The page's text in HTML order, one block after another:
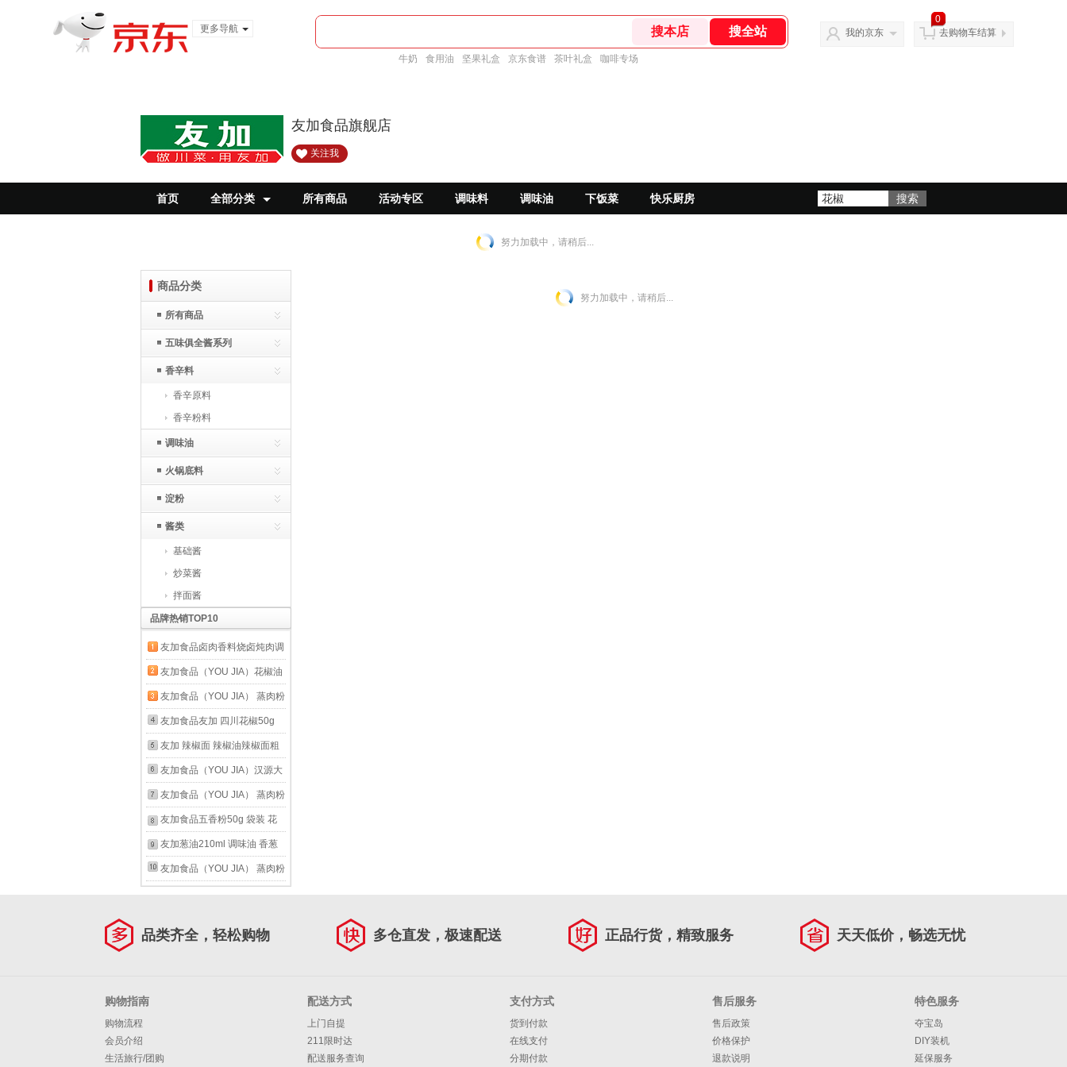
更多导航
牛奶 食用油 坚果礼盒 京东食谱 茶叶礼盒 咖啡专场
我的京东
0
去购物车结算
友加食品旗舰店
关注我
首页 全部分类 所有商品 活动专区 调味料 调味油 下饭菜 快乐厨房
努力加载中，请稍后...
商品分类
所有商品
五味俱全酱系列
香辛料
香辛原料
香辛粉料
调味油
火锅底料
淀粉
酱类
基础酱
炒菜酱
拌面酱
品牌热销TOP10
友加食品卤肉香料烧卤炖肉调
味料包 牛肉猪蹄鸡爪五香茶
叶蛋黑鸭卤料包 烧卤香料
60g*3（9包20g）
友加食品（YOU JIA）花椒油
210ml+藤椒油210ml 麻椒油
米线麻辣烫调味烹饪 火锅蘸
碟
友加食品（YOU JIA） 蒸肉粉
米粉蒸肉 四川特产粉蒸排骨
牛肉羊肉肥肠调味料一料多用
五香蒸肉粉200g*1
友加食品友加 四川花椒50g
花椒粒 花椒麻椒 火锅底料配
料 四川花椒50g*2
友加 辣椒面 辣椒油辣椒面粗
调料 烧烤干碟火锅蘸料调料
特辣100g 辣椒面
友加食品（YOU JIA）汉源大
红袍花椒50g 四川红花椒 麻
椒火锅底料配料炒菜炖肉香辛
料
友加食品（YOU JIA） 蒸肉粉
米粉蒸肉 四川特产粉蒸排骨
牛肉羊肉肥肠调味料一料多用
麻辣蒸肉粉200g*1
友加食品五香粉50g 袋装 花
椒粉 孜然粉 胡椒粉 炒菜烧烤
煲汤调料 香辛料 五香粉50g
友加葱油210ml 调味油 香葱
油 四川凉拌炒菜烧菜火锅配
友加食品（YOU JIA） 蒸肉粉
五香蒸肉粉200g*3
努力加载中，请稍后...
品类齐全，轻松购物 多仓直发，极速配送 正品行货，精致服务 天天低价，畅选无忧
购物指南
购物流程
会员介绍
生活旅行/团购
配送方式
上门自提
211限时达
配送服务查询
支付方式
货到付款
在线支付
分期付款
售后服务
售后政策
价格保护
退款说明
特色服务
夺宝岛
DIY装机
延保服务